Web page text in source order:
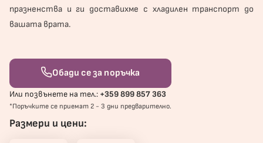
празненства и ги доставихме с хладилен транспорт до
вашата врата.
Обади се за поръчка
Или позвънете на тел.: +359 899 857 363
*Поръчките се приемат 2 - 3 дни предварително.
Размери и цени: